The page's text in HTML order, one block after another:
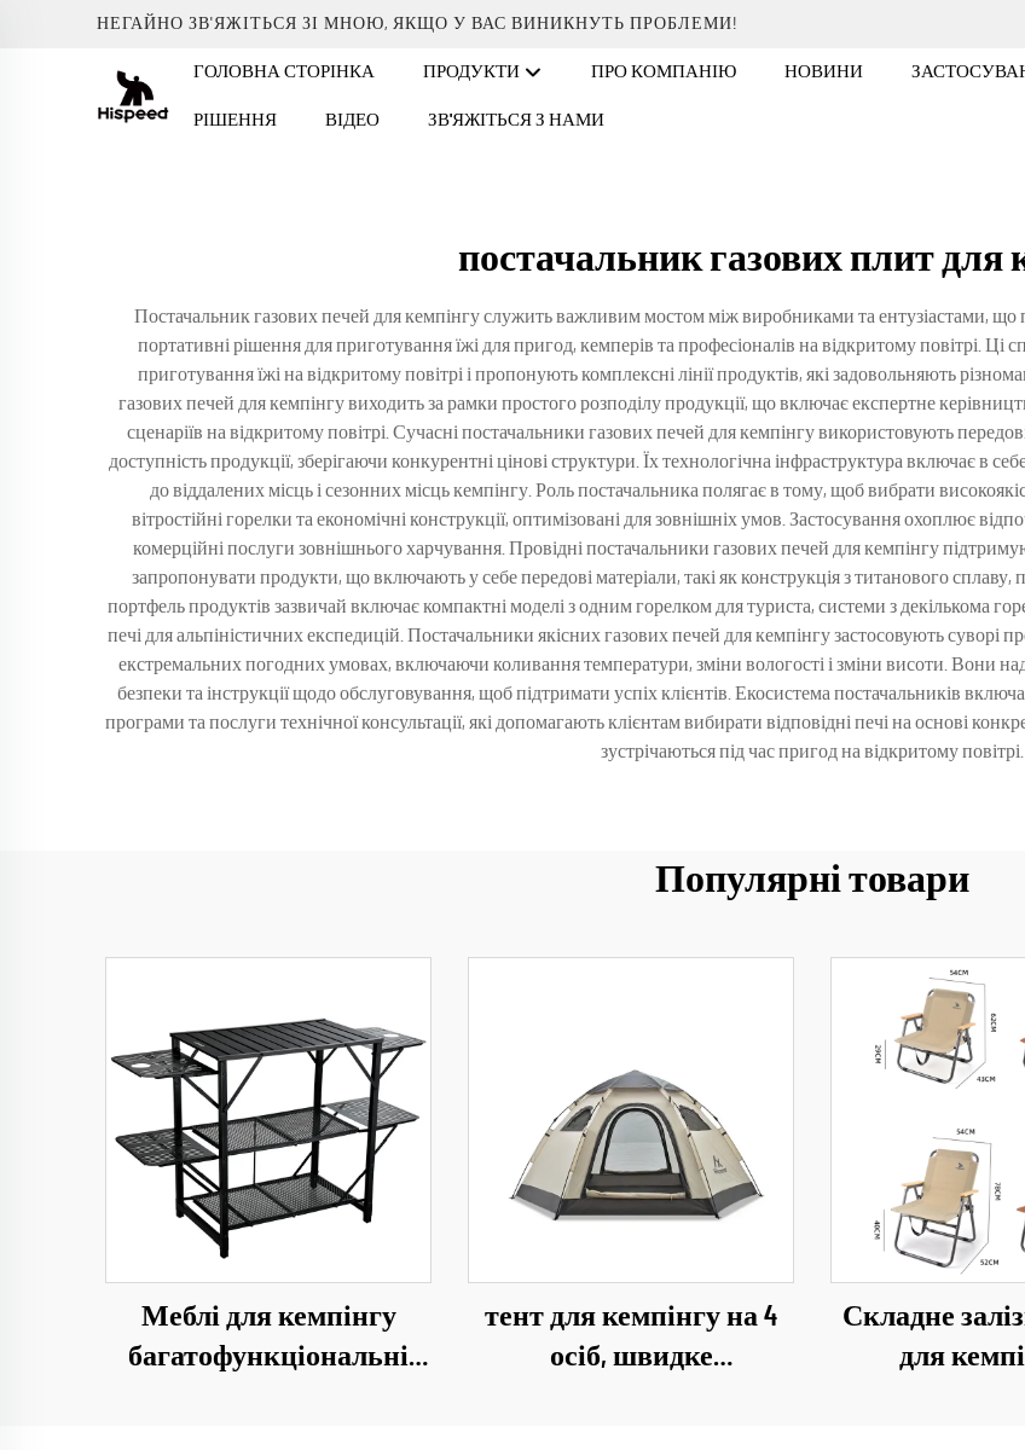
НЕГАЙНО ЗВ'ЯЖІТЬСЯ ЗІ МНОЮ, ЯКЩО У ВАС ВИНИКНУТЬ ПРОБЛЕМИ!
ГОЛОВНА СТОРІНКА ПРОДУКТИ ПРО КОМПАНІЮ НОВИНИ
РІШЕННЯ ВІДЕО ЗВ'ЯЖІТЬСЯ З НАМИ
постачальник газових плит для
Постачальник газових печей для кемпінгу служить важливим мостом між виробниками та ентузіастами, що
портативні рішення для приготування їжі для пригод, кемперів та професіоналів на відкритому повітрі. Ці
приготування їжі на відкритому повітрі і пропонують комплексні лінії продуктів, які задовольняють
газових печей для кемпінгу виходить за рамки простого розподілу продукції, що включає експертне
сценаріїв на відкритому повітрі. Сучасні постачальники газових печей для кемпінгу використовують
доступність продукції, зберігаючи конкурентні цінові структури. Їх технологічна інфраструктура включає в
до віддалених місць і сезонних місць кемпінгу. Роль постачальника полягає в тому, щоб вибрати
вітростійні горелки та економічні конструкції, оптимізовані для зовнішніх умов. Застосування охоплює
комерційні послуги зовнішнього харчування. Провідні постачальники газових печей для кемпінгу
запропонувати продукти, що включають у себе передові матеріали, такі як конструкція з титанового сплаву,
портфель продуктів зазвичай включає компактні моделі з одним горелком для туриста, системи з декількома
печі для альпіністичних експедицій. Постачальники якісних газових печей для кемпінгу застосовують суворі
екстремальних погодних умовах, включаючи коливання температури, зміни вологості і зміни висоти. Вони
безпеки та інструкції щодо обслуговування, щоб підтримати успіх клієнтів. Екосистема постачальників
програми та послуги технічної консультації, які допомагають клієнтам вибирати відповідні печі на основі
зустрічаються під час пригод на відкритому повітрі.
Популярні товари
Меблі для кемпінгу
багатофункціональні
тент для кемпінгу на 4
осіб, швидке
Складне
для